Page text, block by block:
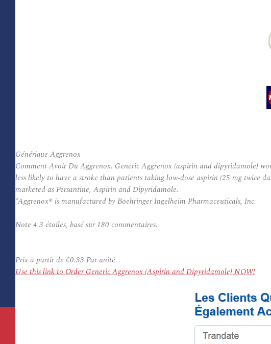
Générique Aggrenox
Comment Avoir Du Aggrenox. Generic Aggrenox (aspirin and dipyridamole)
less likely to have a stroke than patients taking low-dose aspirin (25 mg twice
marketed as Persantine, Aspirin and Dipyridamole.
*Aggrenox® is manufactured by Boehringer Ingelheim Pharmaceuticals, Inc.
Note 4.3 étoiles, basé sur 180 commentaires.
Prix à partir de €0.33 Par unité
Use this link to Order Generic Aggrenox (Aspirin and Dipyridamole) NOW!